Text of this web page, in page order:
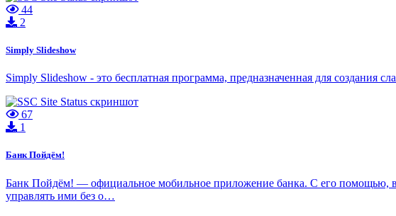
44
2
Simply Slideshow
Simply Slideshow - это бесплатная программа, предназначенная для создания
67
1
Банк Пойдём!
Банк Пойдём! — официальное мобильное приложение банка. С его помощью,
управлять ими без о…